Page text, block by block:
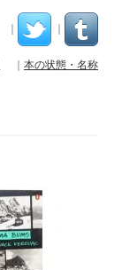
｜ ｜
｜ 本の状態・名称